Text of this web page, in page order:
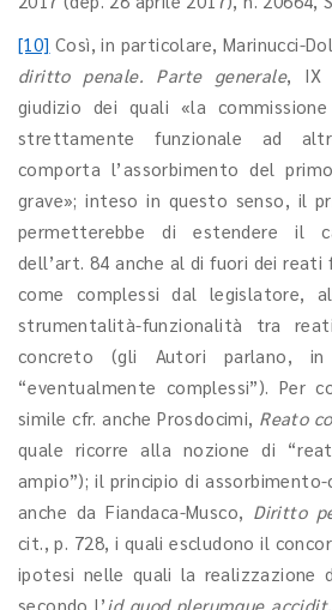
[10] Così, in particolare, Marinucci-
diritto penale. Parte generale, IX
giudizio dei quali «la
strettamente funzionale ad
comporta l’assorbimento del
grave»; inteso in questo senso, il
permetterebbe di estendere il
dell’art. 84 anche al di fuori dei
come complessi dal legislatore,
strumentalità-funzionalità tra
concreto (gli Autori parlano,
“eventualmente complessi”). Per
simile cfr. anche Prosdocimi, Reato
quale ricorre alla nozione di
ampio”); il principio di
anche da Fiandaca-Musco, Diritto
cit., p. 728, i quali escludono il
ipotesi nelle quali la realizzazione
secondo l’id quod plerumque accidit